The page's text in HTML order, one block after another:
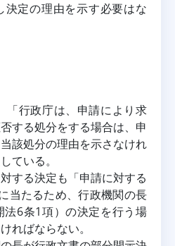
決定の理由を示す必要はな
「行政庁は、申請により求
する処分をする場合は、申
該処分の理由を示さなけれ
ている。
する決定も「申請に対する
当たるため、行政機関の長
法6条1項）の決定を行う場
ればならない。